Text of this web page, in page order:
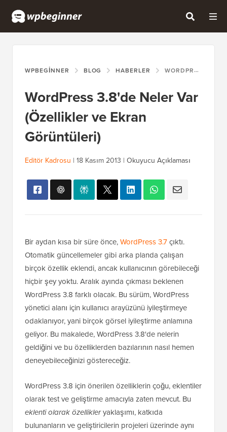
WPBEGINNER BLOG HABERLER WORDPRESS 3.8'DE NELER VAR (ÖZELLIKLER VE EKRAN GÖRÜNTÜLERI)
WordPress 3.8'de Neler Var
(Özellikler ve Ekran
Görüntüleri)
Editör Kadrosu | 18 Kasım 2013 | Okuyucu Açıklaması
Bir aydan kısa bir süre önce,WordPress 3.7çıktı.
Otomatik güncellemeler gibi arka planda çalışan
birçok özellik eklendi, ancak kullanıcının görebileceği
hiçbir şey yoktu. Aralık ayında çıkması beklenen
WordPress 3.8 farklı olacak. Bu sürüm, WordPress
yönetici alanı için kullanıcı arayüzünü iyileştirmeye
odaklanıyor, yani birçok görsel iyileştirme anlamına
geliyor. Bu makalede, WordPress 3.8'de nelerin
geldiğini ve bu özelliklerden bazılarının nasıl hemen
deneyebileceğinizi göstereceğiz.
WordPress 3.8 için önerilen özelliklerin çoğu, eklentiler
olarak test ve geliştirme amacıyla zaten mevcut. Bu
eklenti olarak özellikleryaklaşımı, katkıda
bulunanların ve geliştiricilerin projeleri üzerinde aynı